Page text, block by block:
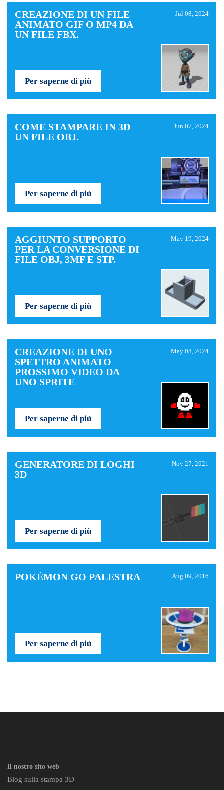
CREAZIONE DI UN FILE
ANIMATO GIF O MP4 DA
UN FILE FBX.
Jul 08, 2024
Per saperne di più
COME STAMPARE IN 3D
UN FILE OBJ.
Jun 07, 2024
Per saperne di più
AGGIUNTO SUPPORTO
PER LA CONVERSIONE DI
FILE OBJ, 3MF E STP.
May 19, 2024
Per saperne di più
CREAZIONE DI UNO
SPETTRO ANIMATO
PROSSIMO VIDEO DA
UNO SPRITE
May 08, 2024
Per saperne di più
GENERATORE DI LOGHI
3D
Nov 27, 2021
Per saperne di più
POKÉMON GO PALESTRA Aug 09, 2016
Per saperne di più
Il nostro sito web
Blog sulla stampa 3D